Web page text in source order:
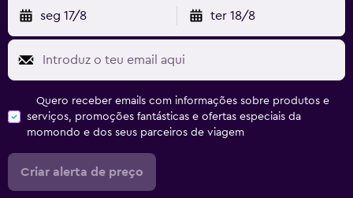
seg 17/8 ter 18/8
Quero receber emails com informações sobre produtos e
serviços, promoções fantásticas e ofertas especiais da
momondo e dos seus parceiros de viagem
Criar alerta de preço